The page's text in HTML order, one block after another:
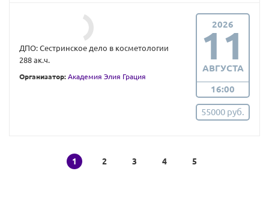
ДПО: Сестринское дело в косметологии
288 ак.ч.
Организатор: Академия Элия Грация
2026
11
АВГУСТА
16:00
55000 руб.
1 2 3 4 5